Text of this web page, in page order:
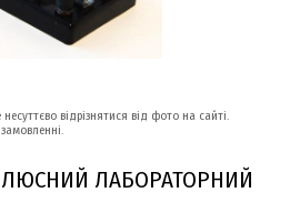
відрізнятися від фото на сайті.
ЛАБОРАТОРНИЙ